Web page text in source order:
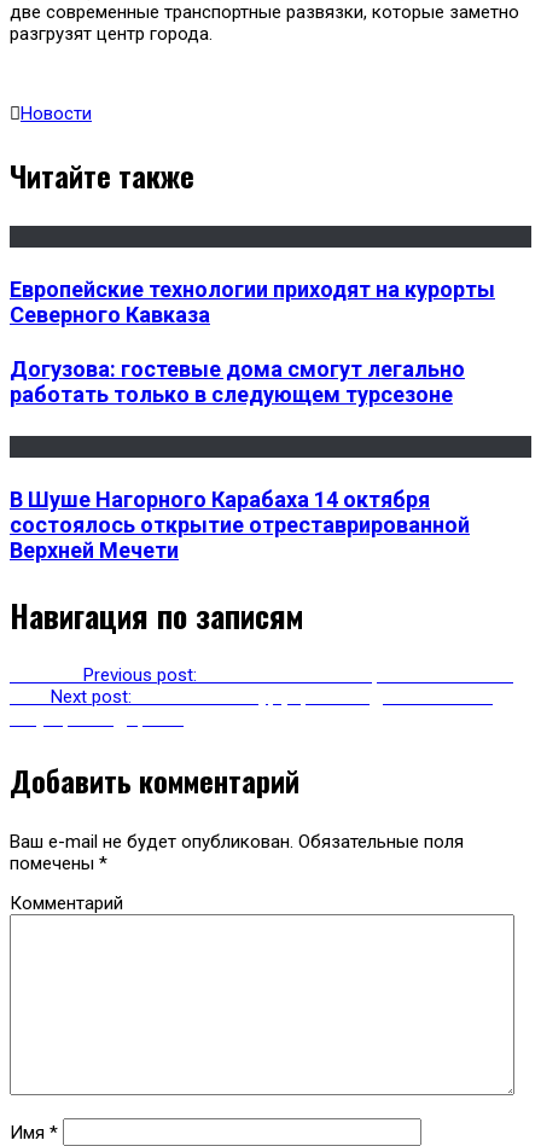
две современные транспортные развязки, которые заметно
разгрузят центр города.
Новости
Читайте также
Европейские технологии приходят на курорты
Северного Кавказа
Догузова: гостевые дома смогут легально
работать только в следующем турсезоне
В Шуше Нагорного Карабаха 14 октября
состоялось открытие отреставрированной
Верхней Мечети
Навигация по записям
Previous post:
Next post:
Добавить комментарий
Ваш e-mail не будет опубликован. Обязательные поля
помечены *
Комментарий
Имя *